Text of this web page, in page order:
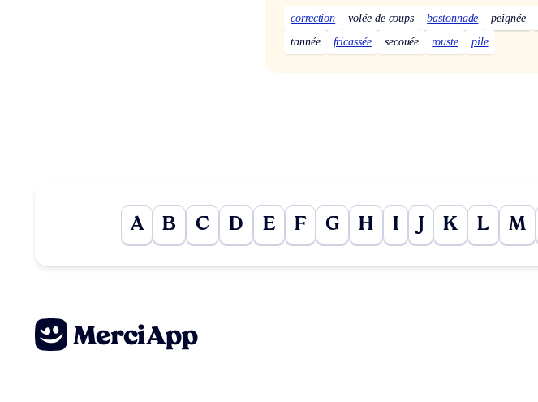
correction volée de coups bastonnade peignée
tannée
fricassée secouée rouste pile
A B C D E F G H I J K L M